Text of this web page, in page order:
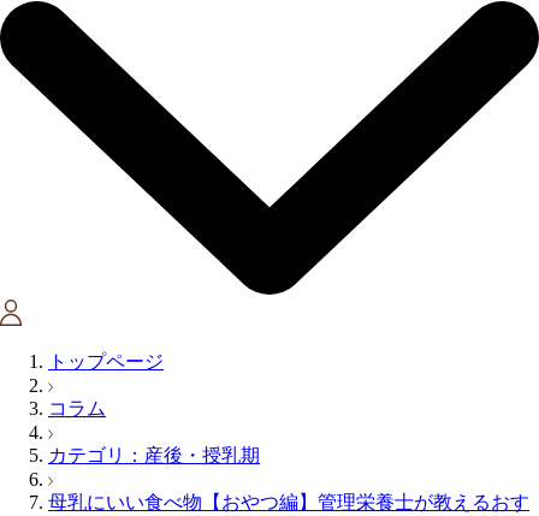
トップページ
コラム
カテゴリ：産後・授乳期
母乳にいい食べ物【おやつ編】管理栄養士が教えるおす